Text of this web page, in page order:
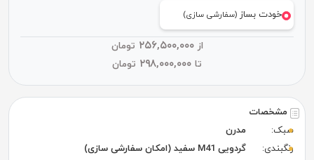
مشخصات
سبک:
مدرن
رنگبندی:
گردویی M41 سفید (امکان سفارشی سازی)
خودت بساز(سفارشی سازی)
از۲۵۶,۵۰۰,۰۰۰
تومان
تا
تومان